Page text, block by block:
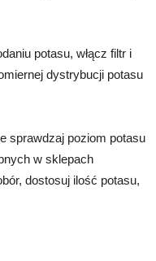
potasu, włącz filtr i
dystrybucji potasu
sprawdzaj poziom potasu
w sklepach
dostosuj ilość potasu,